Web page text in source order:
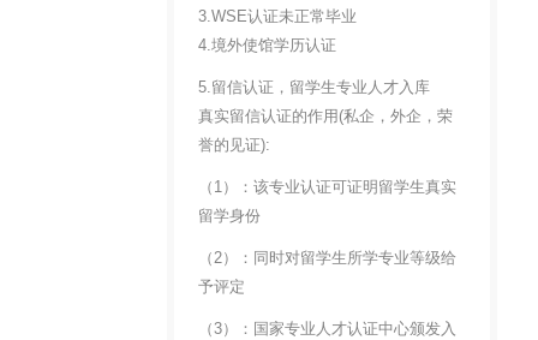
3.WSE认证未正常毕业
4.境外使馆学历认证
5.留信认证，留学生专业人才入库
真实留信认证的作用(私企，外企，荣
誉的见证):
（1）：该专业认证可证明留学生真实
留学身份
（2）：同时对留学生所学专业等级给
予评定
（3）：国家专业人才认证中心颁发入